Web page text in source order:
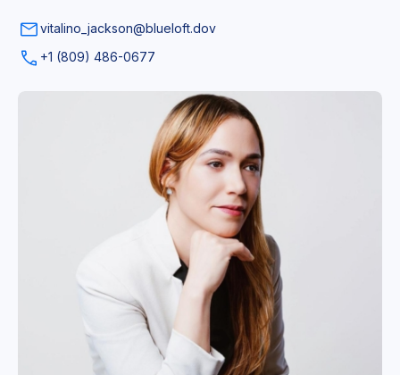
vitalino_jackson@blueloft.dov
+1 (809) 486-0677